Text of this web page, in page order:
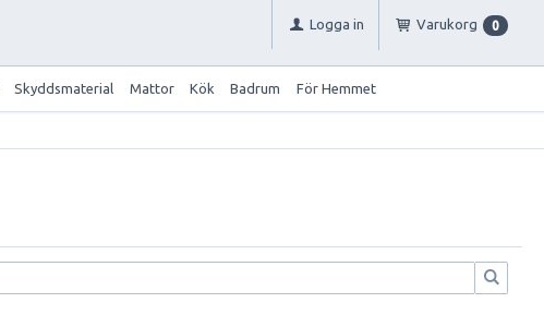
Logga in Varukorg 0
Skyddsmaterial Mattor Kök Badrum För Hemmet